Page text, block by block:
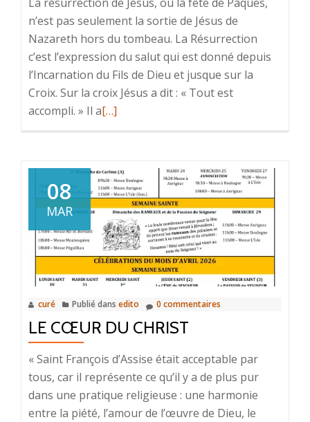
n’est pas seulement la sortie de Jésus de
Nazareth hors du tombeau. La Résurrection
c’est l’expression du salut qui est donné depuis
l’Incarnation du Fils de Dieu et jusque sur la
Croix. Sur la croix Jésus a dit : « Tout est
accompli. » Il aEn
RÉSURRECTION
DU
CHRIST
:
JOIE
ET
ESPÉRANCE
D’UNE
VIE
[…]
08
MAR
curé Publié dans edito 0 commentaires
LE CŒUR DU CHRIST
« Saint François d’Assise était acceptable par
tous, car il représente ce qu’il y a de plus pur
dans une pratique religieuse : une harmonie
entre la piété, l’amour de l’œuvre de Dieu, le